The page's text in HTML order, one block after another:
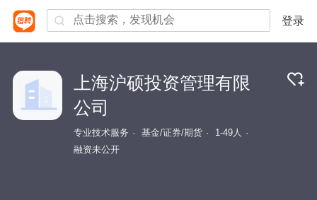
登录
上海沪硕投资管理有限
公司
专业技术服务 基金/证券/期货
1-49人
融资未公开